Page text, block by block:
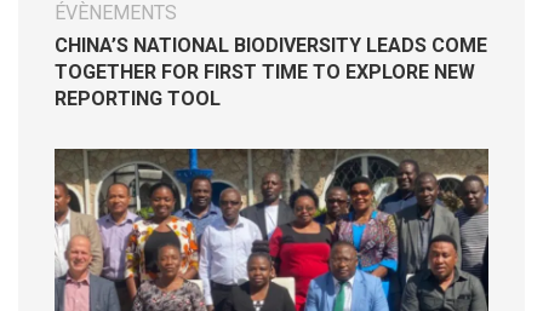
ÉVÈNEMENTS
CHINA’S NATIONAL BIODIVERSITY LEADS COME
TOGETHER FOR FIRST TIME TO EXPLORE NEW
REPORTING TOOL